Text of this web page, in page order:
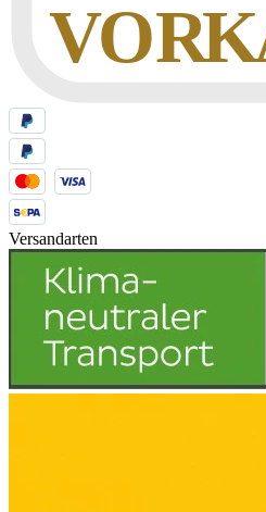
Versandarten